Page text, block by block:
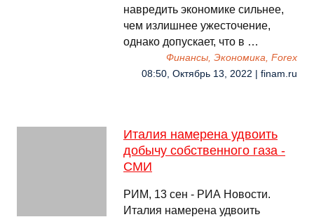
навредить экономике сильнее,
чем излишнее ужесточение,
однако допускает, что в …
Финансы, Экономика, Forex
08:50, Октябрь 13, 2022 | finam.ru
Италия намерена удвоить
добычу собственного газа -
СМИ
РИМ, 13 сен - РИА Новости.
Италия намерена удвоить